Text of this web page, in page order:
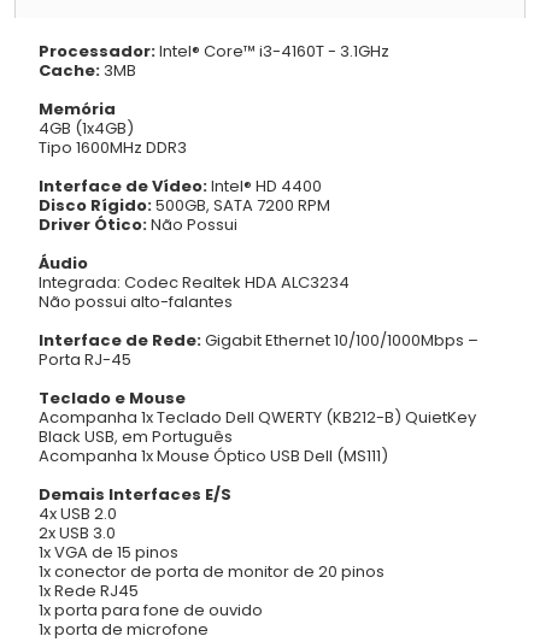
Processador:Intel® Core™ i3-4160T - 3.1GHz
Cache: 3MB
Memória
4GB (1x4GB)
Tipo 1600MHz DDR3
Interface de Vídeo:Intel® HD 4400
Disco Rígido:500GB, SATA 7200 RPM
Driver Ótico:Não Possui
Áudio
Integrada: Codec Realtek HDA ALC3234
Não possui alto-falantes
Interface de Rede:Gigabit Ethernet 10/100/1000Mbps –
Porta RJ-45
Teclado e Mouse
Acompanha 1x Teclado Dell QWERTY (KB212-B) QuietKey
Black USB, em Português
Acompanha 1x Mouse Óptico USB Dell (MS111)
Demais Interfaces E/S
4x USB 2.0
2x USB 3.0
1x VGA de 15 pinos
1x conector de porta de monitor de 20 pinos
1x Rede RJ45
1x porta para fone de ouvido
1x porta de microfone